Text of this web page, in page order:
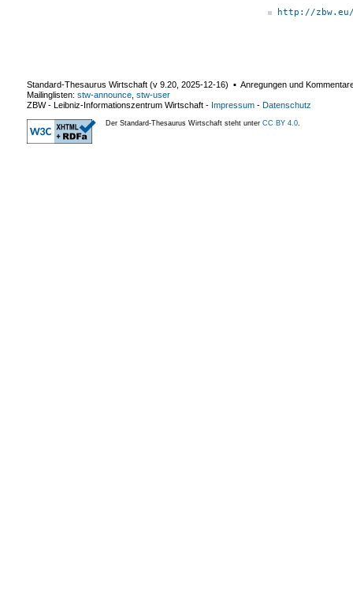
http://
Standard-Thesaurus Wirtschaft (v 9.20 2025-12-16) ▪ Anregungen und
Mailinglisten: stw-announce stw-user
ZBW - Leibniz-Informationszentrum Wirtschaft - Impressum - Datenschutz
Der Standard-Thesaurus Wirtschaft steht unter CC BY 4.0